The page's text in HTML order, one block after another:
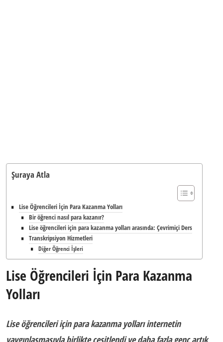
Şuraya Atla
Lise Öğrencileri İçin Para Kazanma Yolları
Bir öğrenci nasıl para kazanır?
Lise öğrencileri için para kazanma yolları arasında: Çevrimiçi Ders
Transkripsiyon Hizmetleri
Diğer Öğrenci İşleri
Lise Öğrencileri İçin Para Kazanma
Yolları
Lise öğrencileri için para kazanma yollarıinternetin
yaygınlaşmasıyla birlikte çeşitlendi ve daha fazla genç artık